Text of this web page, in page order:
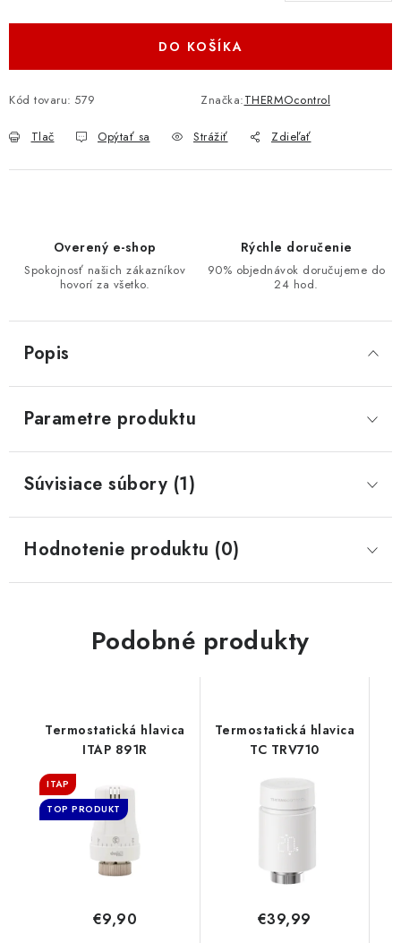
DO KOŠÍKA
Kód tovaru: 579 Značka:THERMOcontrol
Tlač Opýtať sa Strážiť Zdieľať
Overený e-shop
Spokojnosť našich zákazníkov
hovorí za všetko.
Rýchle doručenie
90% objednávok doručujeme do
24 hod.
Popis
Parametre produktu
Súvisiace súbory (1)
Hodnotenie produktu (0)
Podobné produkty
Termostatická hlavica
ITAP 891R
ITAP
TOP PRODUKT
€9,90
Termostatická hlavica
TC TRV710
€39,99